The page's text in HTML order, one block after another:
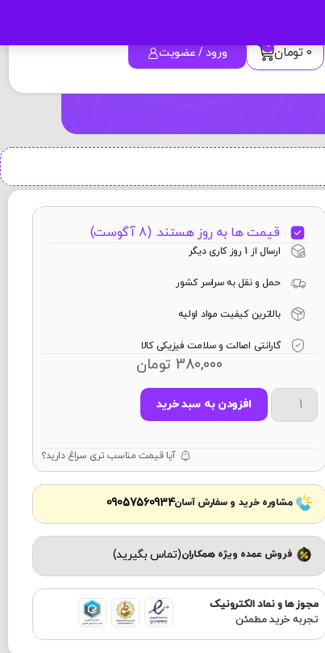
0 تومان 0 ورود / عضویت
قیمت ها به روز هستند. (8 آگوست)
ارسال از 1 روز کاری دیگر
حمل و نقل به سراسر کشور
بالاترین کیفیت مواد اولیه
گارانتی اصالت و سلامت فیزیکی کالا
380,000 تومان
افزودن به سبد خرید
آیا قیمت مناسب تری سراغ دارید؟
مشاوره خرید و سفارش آسان09057560934
فروش عمده ویژه همکاران(تماس بگیرید)
مجوز ها و نماد الکترونیک
تجربه خرید مطمئن